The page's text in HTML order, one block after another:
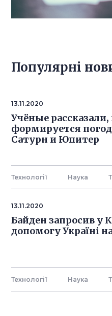
Популярнi
13.11.2020
Учёные рассказали,
формируется
Сатурн и Юпитер
Технології Наука
13.11.2020
Байден запросив у
допомогу Україні
Технології Наука